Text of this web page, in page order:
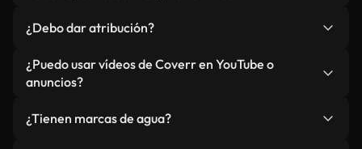
métricas como LCP.
Studio. Describe la escena, como "Personajes
masculinos y femeninos al atardecer", y la IA la
generará en segundos conforme a nuestros
¿Debo dar atribución?
No es necesario. Todos los vídeos en nuestra
biblioteca son royalty-free, aunque siempre se
¿Puedo usar vídeos de Coverr en YouTube o
anuncios?
monetizados y anuncios, siempre que no se
¿Tienen marcas de agua?